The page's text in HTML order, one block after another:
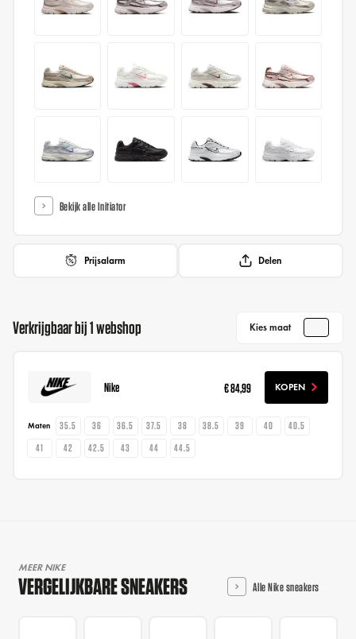
Bekijk alle Initiator
Prijsalarm Delen
Verkrijgbaar bij 1 webshop Kies maat
Nike € 84,99 KOPEN
Maten 35.5 36 36.5 37.5 38 38.5 39 40
40.5
41
42 42.5 43 44 44.5
MEER NIKE
VERGELIJKBARE SNEAKERS Alle Nike sneakers